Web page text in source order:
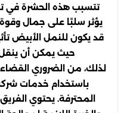
تتسبب هذه الحشرة في
يؤثر سلبًا على جمال وقوة
قد يكون للنمل الأبيض
حيث يمكن أن ينقل
لذلك، من الضروري
باستخدام خدمات
المحترفة. يحتوي